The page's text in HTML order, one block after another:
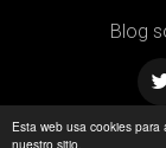
Esta web usa cookies para
nuestro sitio.
Blog